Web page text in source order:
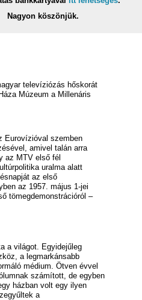
Nagyon köszönjük.
televíziózás hőskorát
Múzeum a Millenáris
Eurovízióval szemben
amivel talán arra
az MTV első fél
uralma alatt
az első
az 1957. május 1-jei
tömegdemonstrációról –
a világot. Egyidejűleg
a legmarkánsabb
médium. Ötven évvel
számított, de egyben
házban volt egy ilyen
a